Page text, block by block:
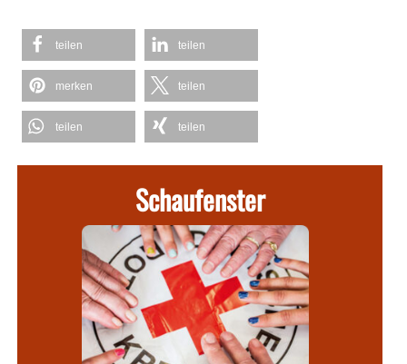
teilen teilen
merken teilen
teilen teilen
Schaufenster